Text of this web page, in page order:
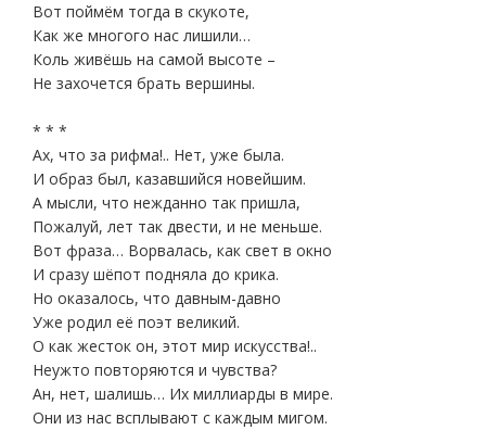
Вот поймём тогда в скукоте,
Как же многого нас лишили…
Коль живёшь на самой высоте –
Не захочется брать вершины.
* * *
Ах, что за рифма!.. Нет, уже была.
И образ был, казавшийся новейшим.
А мысли, что нежданно так пришла,
Пожалуй, лет так двести, и не меньше.
Вот фраза… Ворвалась, как свет в окно
И сразу шёпот подняла до крика.
Но оказалось, что давным-давно
Уже родил её поэт великий.
О как жесток он, этот мир искусства!..
Неужто повторяются и чувства?
Ан, нет, шалишь… Их миллиарды в мире.
Они из нас всплывают с каждым мигом.